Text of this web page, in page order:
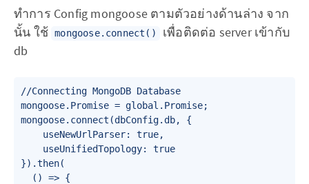
ทำการ Config mongoose ตามตัวอย่างด้านล่าง จาก
นั้น ใช้ mongoose.connect()
เพื่อติดต่อ server เข้ากับ
db
//Connecting MongoDB Database
mongoose.Promise = global.Promise;
mongoose.connect(dbConfig.db, {
    useNewUrlParser: true,
    useUnifiedTopology: true
}).then(
  () => {